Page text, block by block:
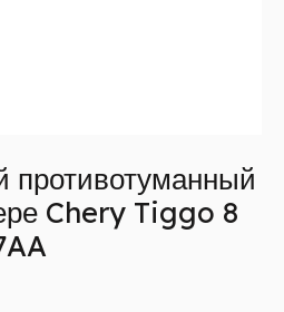
противотуманный
Chery Tiggo 8